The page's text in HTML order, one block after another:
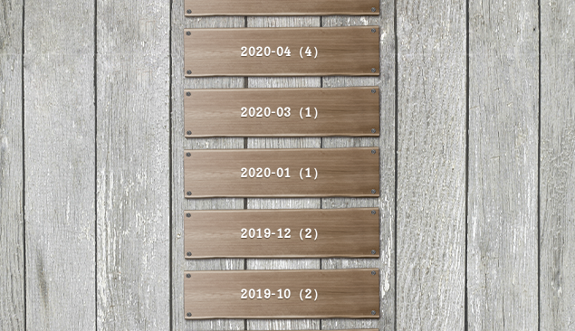
2020-04（4）
2020-03（1）
2020-01（1）
2019-12（2）
2019-10（2）